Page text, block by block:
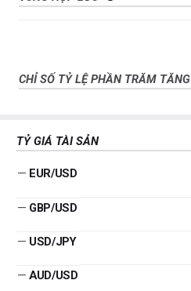
CHỈ SỐ TỶ LỆ PHẦN TRĂM TĂNG
TỶ GIÁ TÀI SẢN
— EUR/USD
— GBP/USD
— USD/JPY
— AUD/USD